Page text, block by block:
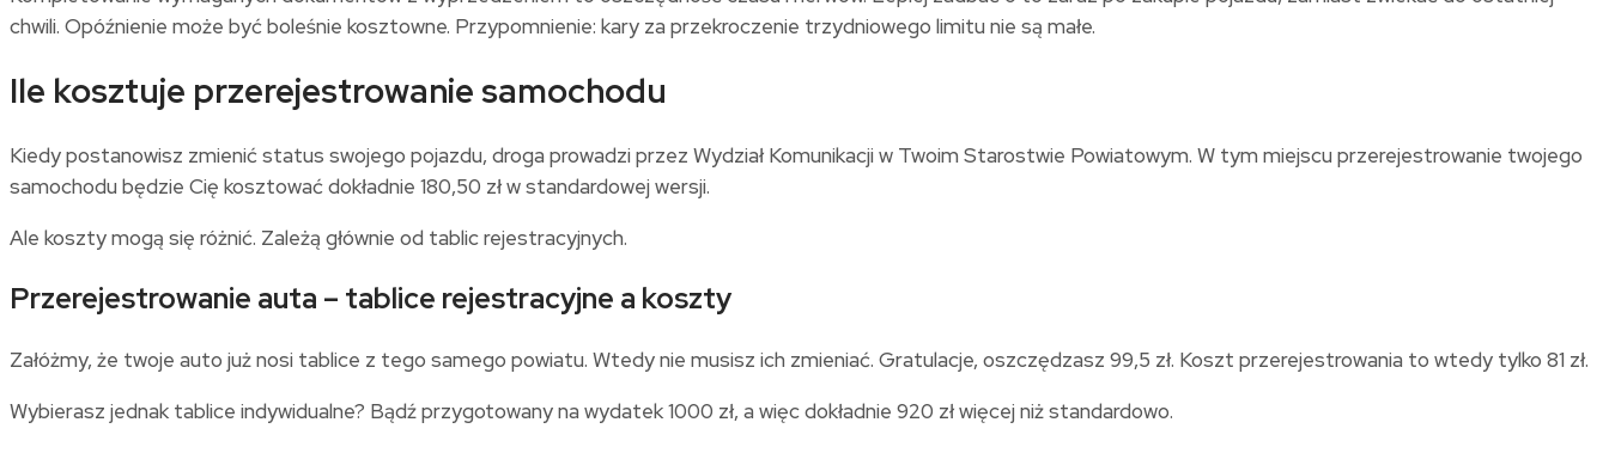
chwili. Opóźnienie może być boleśnie kosztowne. Przypomnienie: kary za przekroczenie trzydniowego limitu nie są małe.
Ile kosztuje przerejestrowanie samochodu
Kiedy postanowisz zmienić status swojego pojazdu, droga prowadzi przez Wydział Komunikacji w Twoim Starostwie Powiatowym. W tym miejscu przerejestrowanie twojego
samochodu będzie Cię kosztować dokładnie 180,50 zł w standardowej wersji.
Ale koszty mogą się różnić. Zależą głównie od tablic rejestracyjnych.
Przerejestrowanie auta – tablice rejestracyjne a koszty
Załóżmy, że twoje auto już nosi tablice z tego samego powiatu. Wtedy nie musisz ich zmieniać. Gratulacje, oszczędzasz 99,5 zł. Koszt przerejestrowania to wtedy tylko 81 zł.
Wybierasz jednak tablice indywidualne? Bądź przygotowany na wydatek 1000 zł, a więc dokładnie 920 zł więcej niż standardowo.